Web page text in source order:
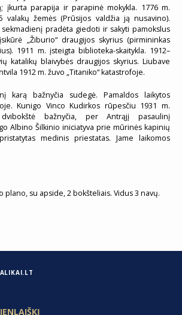
įkurta parapija ir parapinė mokykla. 1776 m.
valakų žemės (Prūsijos valdžia ją nusavino).
pradėta giedoti ir sakyti pamokslus
„Žiburio“ draugijos skyrius (pirmininkas
1911 m. įsteigta biblioteka-skaitykla. 1912–
katalikų blaivybės draugijos skyrius. Liubave
1912 m. žuvo „Titaniko“ katastrofoje.
karą bažnyčia sudegė. Pamaldos laikytos
Kunigo Vinco Kudirkos rūpesčiu 1931 m.
bažnyčia, per Antrąjį pasaulinį
Albino Šilkinio iniciatyva prie mūrinės kapinių
medinis priestatas. Jame laikomos
plano, su apside, 2 bokšteliais. Vidus 3 navų.